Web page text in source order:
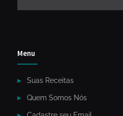
Menu
Suas Receitas
Quem Somos Nós